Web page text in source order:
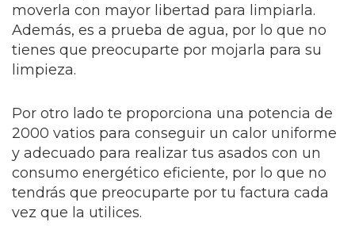
moverla con mayor libertad para limpiarla.
Además, es a prueba de agua, por lo que no
tienes que preocuparte por mojarla para su
limpieza.
Por otro lado te proporciona una potencia de
2000 vatios para conseguir un calor uniforme
y adecuado para realizar tus asados con un
consumo energético eficiente, por lo que no
tendrás que preocuparte por tu factura cada
vez que la utilices.